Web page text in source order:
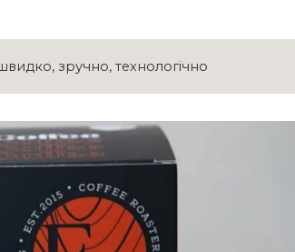
зручно, технологічно